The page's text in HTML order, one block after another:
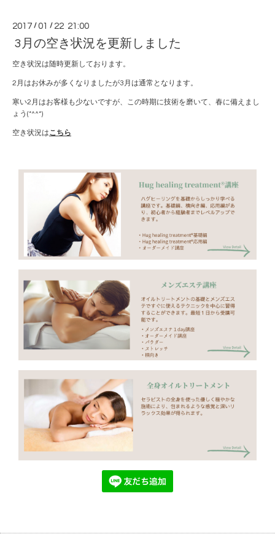
2017 /01 / 22 21:00
3月の空き状況を更新しました
空き状況は随時更新しております。
2月はお休みが多くなりましたが3月は通常となります。
寒い2月はお客様も少ないですが、この時期に技術を磨いて、春に備えまし
ょう(*^^*)
空き状況はこちら